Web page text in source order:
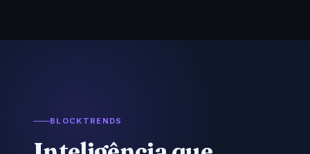
BLOCKTRENDS